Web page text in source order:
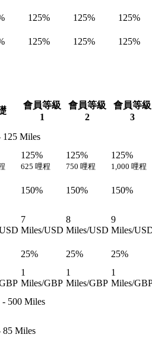
125% 125%
125%
125% 125% 125%
會員等級
1
會員等級
2
會員等級
3
125 Miles
125%
625 哩程
125%
750 哩程
125%
1,000 哩程
150% 150% 150%
7
Miles/USD
8
Miles/USD
9
Miles/
25% 25%
25%
1
Miles/GBP
1
Miles/GBP
1
Miles/
- 500 Miles
85 Miles